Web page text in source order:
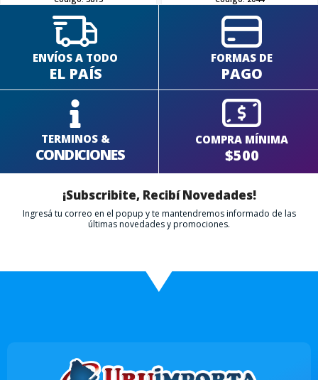
ENVÍOS A TODO
EL PAÍS
FORMAS DE
PAGO
TERMINOS &
CONDICIONES
COMPRA MÍNIMA
$500
¡Subscribite, Recibí Novedades!
Ingresá tu correo en el popup y te mantendremos informado de las
últimas novedades y promociones.